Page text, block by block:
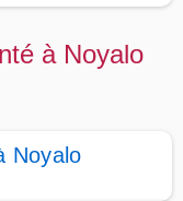
à Noyalo
Noyalo